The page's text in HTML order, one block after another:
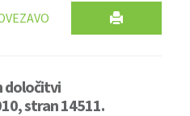
določitvi
stran 14511.